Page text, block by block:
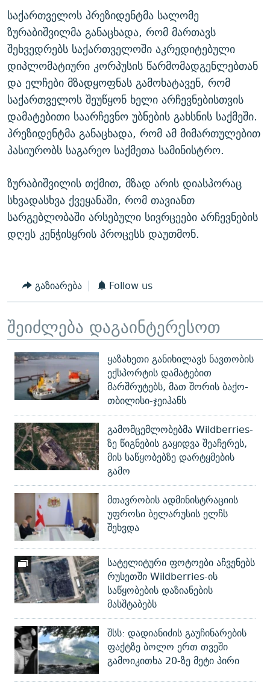
საქართველოს პრეზიდენტმა სალომე
ზურაბიშვილმა განაცხადა, რომ მართავს
შეხვედრებს საქართველოში აკრედიტებული
დიპლომატიური კორპუსის წარმომადგენლებთან
და ელჩები მზადყოფნას გამოხატავენ, რომ
საქართველოს შეუწყონ ხელი არჩევნებისთვის
დამატებითი საარჩევნო უბნების გახსნის საქმეში.
პრეზიდენტმა განაცხადა, რომ ამ მიმართულებით
პასიურობს საგარეო საქმეთა სამინისტრო.
ზურაბიშვილის თქმით, მზად არის დიასპორაც
სხვადასხვა ქვეყანაში, რომ თავიანთ
სარგებლობაში არსებული სივრცეები არჩევნების
დღეს კენჭისყრის პროცესს დაუთმონ.
გაზიარება Follow us
შეიძლება დაგაინტერესოთ
ყაზახეთი განიხილავს ნავთობის
ექსპორტის დამატებით
მარშრუტებს, მათ შორის ბაქო-
თბილისი-ჯეიჰანს
გამომცემლობებმა Wildberries-
ზე წიგნების გაყიდვა შეაჩერეს,
მის საწყობებზე დარტყმების
გამო
მთავრობის ადმინისტრაციის
უფროსი ბელარუსის ელჩს
შეხვდა
სატელიტური ფოტოები აჩვენებს
რუსეთში Wildberries-ის
საწყობების დაზიანების
მასშტაბებს
შსს: დადიანიძის გაუჩინარების
ფაქტზე ბოლო ერთ თვეში
გამოიკითხა 20-ზე მეტი პირი